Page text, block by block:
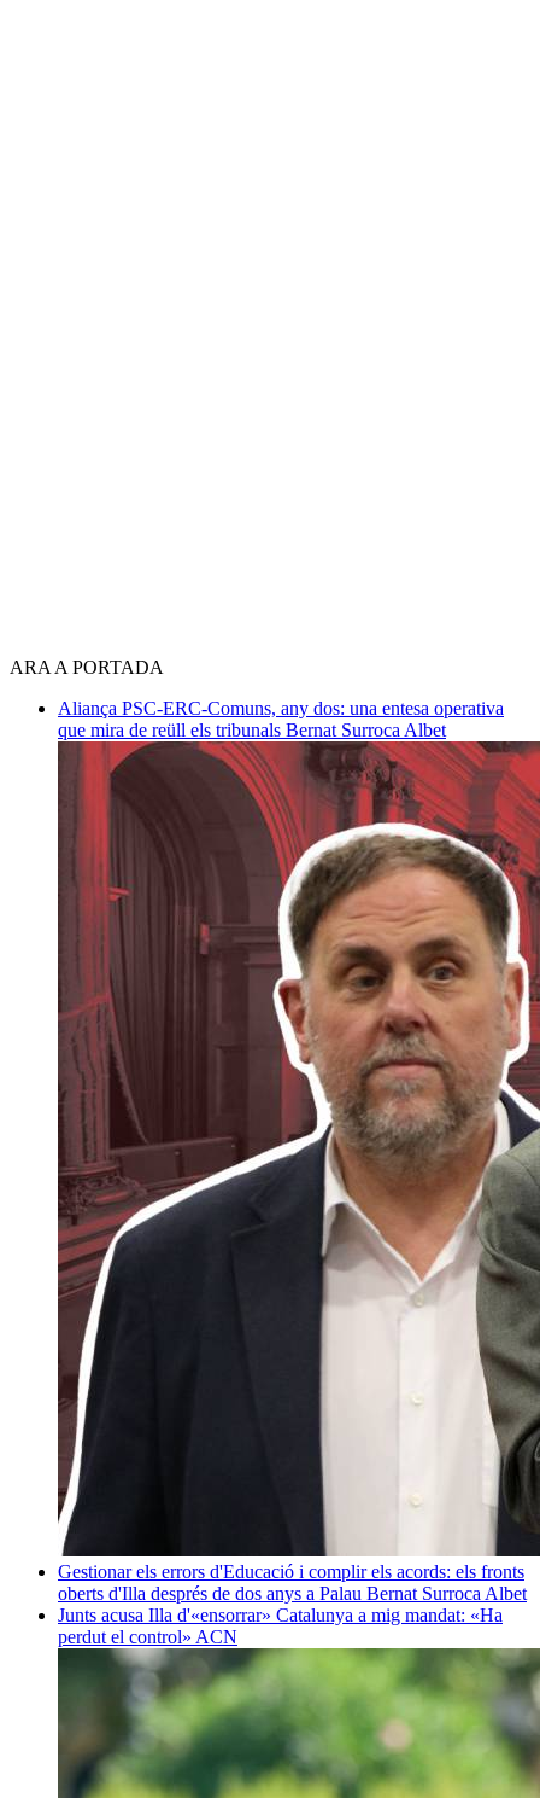
ARA A PORTADA
Aliança PSC-ERC-Comuns, any dos: una entesa operativa
que mira de reüll els tribunals Bernat Surroca Albet
Gestionar els errors d'Educació i complir els acords: els fronts
oberts d'Illa després de dos anys a Palau Bernat Surroca Albet
Junts acusa Illa d'«ensorrar» Catalunya a mig mandat: «Ha
perdut el control» ACN